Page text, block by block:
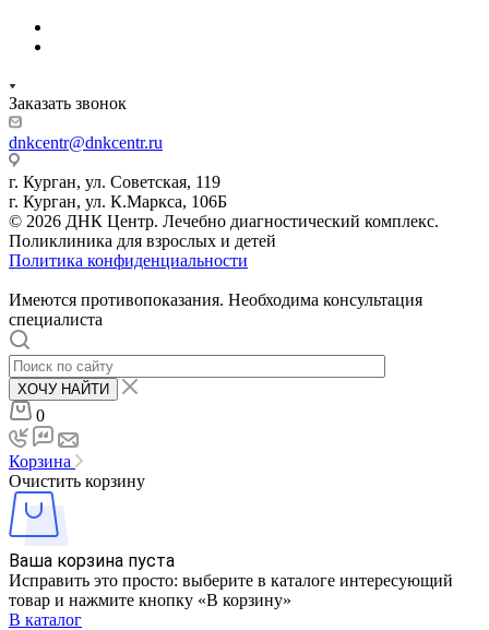
Заказать звонок
dnkcentr@dnkcentr.ru
г. Курган, ул. Советская, 119
г. Курган, ул. К.Маркса, 106Б
© 2026 ДНК Центр. Лечебно диагностический комплекс.
Поликлиника для взрослых и детей
Политика конфиденциальности
Имеются противопоказания. Необходима консультация
специалиста
ХОЧУ НАЙТИ
0
Корзина
Очистить корзину
Ваша корзина пуста
Исправить это просто: выберите в каталоге интересующий
товар и нажмите кнопку «В корзину»
В каталог